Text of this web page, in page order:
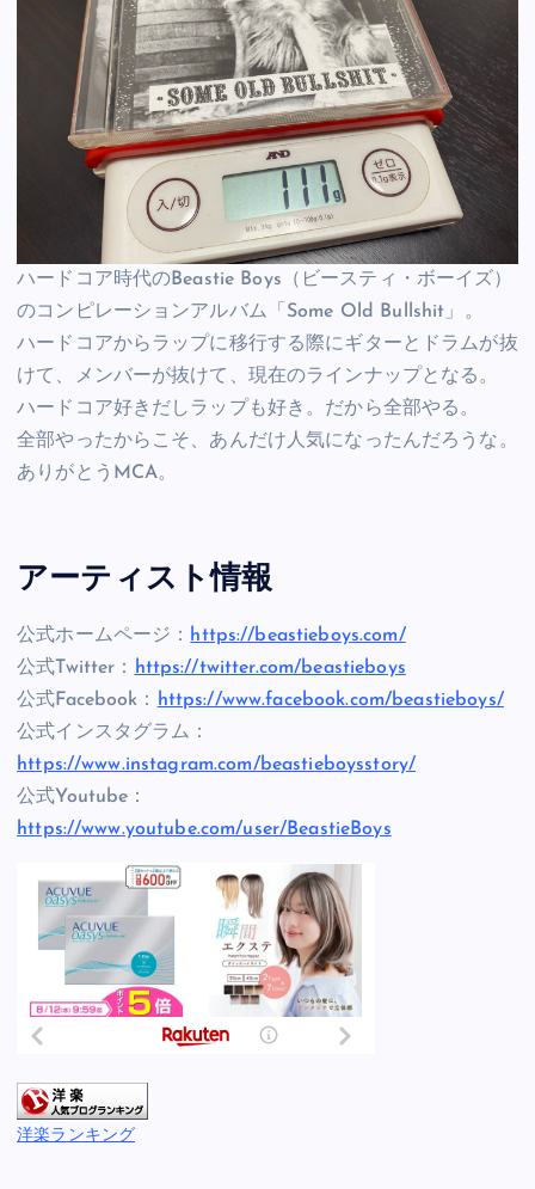
ハードコア時代のBeastie Boys（ビースティ・ボーイズ）
のコンピレーションアルバム「Some Old Bullshit」。
ハードコアからラップに移行する際にギターとドラムが抜
けて、メンバーが抜けて、現在のラインナップとなる。
ハードコア好きだしラップも好き。だから全部やる。
全部やったからこそ、あんだけ人気になったんだろうな。
ありがとうMCA。
アーティスト情報
公式ホームページ： https://beastieboys.com/
公式Twitter：
https://twitter.com/beastieboys
公式Facebook：
https://www.facebook.com/beastieboys/
公式インスタグラム：
https://www.instagram.com/beastieboysstory/
公式Youtube：
https://www.youtube.com/user/BeastieBoys
洋楽ランキング